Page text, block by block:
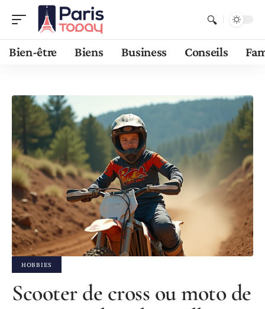
Bien-être Biens Business Conseils
HOBBIES
Scooter de cross ou moto de